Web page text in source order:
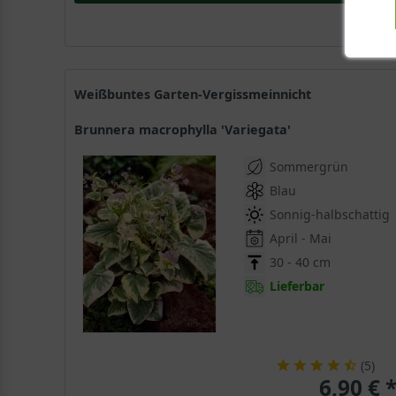
Weißbuntes Garten-Vergissmeinnicht
Brunnera macrophylla 'Variegata'
Sommergrün
Blau
Sonnig-halbschattig
April - Mai
30 - 40 cm
Lieferbar
(5)
6,90 €